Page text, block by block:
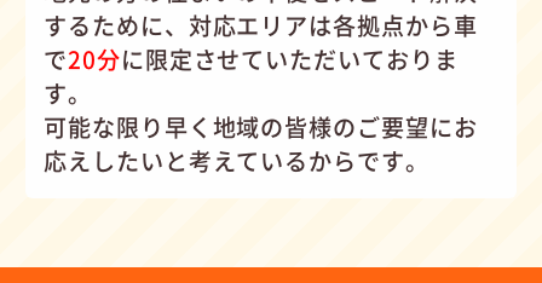
するために、対応エリアは各拠点から車
で20分に限定させていただいておりま
す。
可能な限り早く地域の皆様のご要望にお
応えしたいと考えているからです。